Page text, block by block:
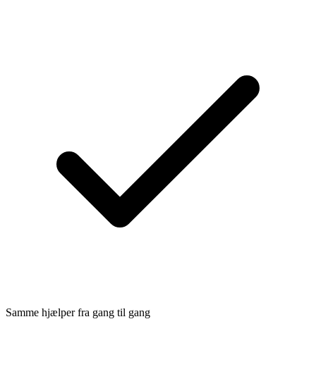
Samme hjælper fra gang til gang